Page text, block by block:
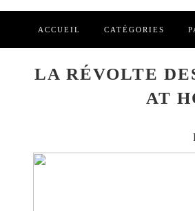
ACCUEIL CATÉGORIES
LA RÉVOLTE
AT